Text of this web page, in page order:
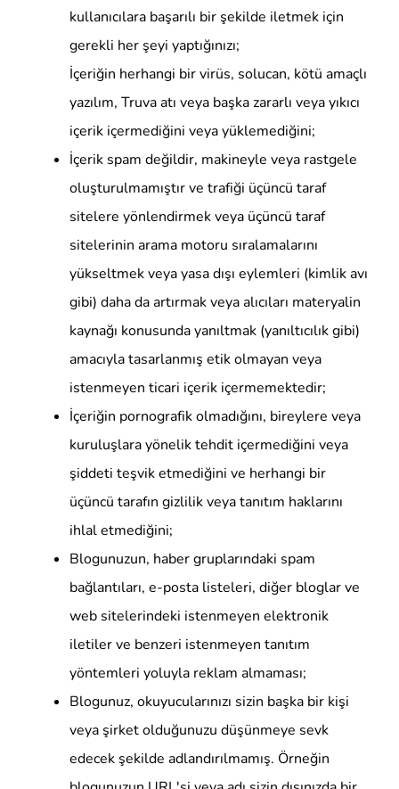
kullanıcılara başarılı bir şekilde iletmek için
gerekli her şeyi yaptığınızı;
İçeriğin herhangi bir virüs, solucan, kötü amaçlı
yazılım, Truva atı veya başka zararlı veya yıkıcı
içerik içermediğini veya yüklemediğini;
İçerik spam değildir, makineyle veya rastgele
oluşturulmamıştır ve trafiği üçüncü taraf
sitelere yönlendirmek veya üçüncü taraf
sitelerinin arama motoru sıralamalarını
yükseltmek veya yasa dışı eylemleri (kimlik avı
gibi) daha da artırmak veya alıcıları materyalin
kaynağı konusunda yanıltmak (yanıltıcılık gibi)
amacıyla tasarlanmış etik olmayan veya
istenmeyen ticari içerik içermemektedir;
İçeriğin pornografik olmadığını, bireylere veya
kuruluşlara yönelik tehdit içermediğini veya
şiddeti teşvik etmediğini ve herhangi bir
üçüncü tarafın gizlilik veya tanıtım haklarını
ihlal etmediğini;
Blogunuzun, haber gruplarındaki spam
bağlantıları, e-posta listeleri, diğer bloglar ve
web sitelerindeki istenmeyen elektronik
iletiler ve benzeri istenmeyen tanıtım
yöntemleri yoluyla reklam almaması;
Blogunuz, okuyucularınızı sizin başka bir kişi
veya şirket olduğunuzu düşünmeye sevk
edecek şekilde adlandırılmamış. Örneğin